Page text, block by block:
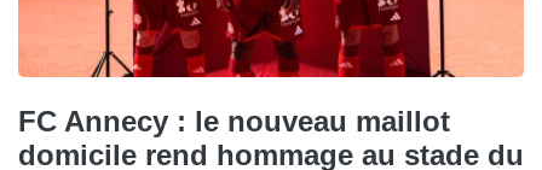
FC Annecy : le nouveau maillot
domicile rend hommage au stade du